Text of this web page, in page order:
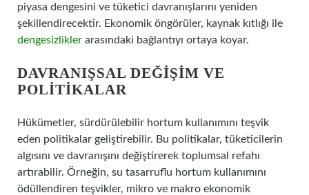
piyasa dengesini ve tüketici davranışlarını yeniden
şekillendirecektir. Ekonomik öngörüler, kaynak kıtlığı ile
dengesizlikler arasındaki bağlantıyı ortaya koyar.
DAVRANIŞSAL DEĞIŞIM VE
POLITIKALAR
Hükümetler, sürdürülebilir hortum kullanımını teşvik
eden politikalar geliştirebilir. Bu politikalar, tüketicilerin
algısını ve davranışını değiştirerek toplumsal refahı
artırabilir. Örneğin, su tasarruflu hortum kullanımını
ödüllendiren teşvikler, mikro ve makro ekonomik